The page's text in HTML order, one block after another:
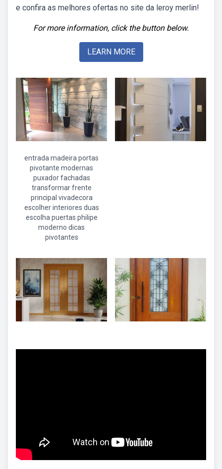
e confira as melhores ofertas no site da leroy merlin!
For more information, click the button below.
LEARN MORE
entrada madeira portas
pivotante modernas
puxador fachadas
transformar frente
principal vivadecora
escolher interiores duas
escolha puertas philipe
moderno dicas
pivotantes